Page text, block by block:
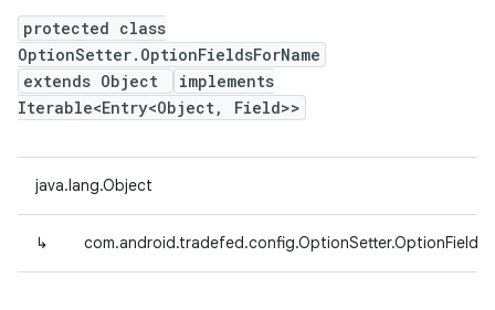
protected class
OptionSetter.OptionFieldsForName
extends Object
implements
Iterable<Entry<Object, Field>>
java.lang.Object
↳